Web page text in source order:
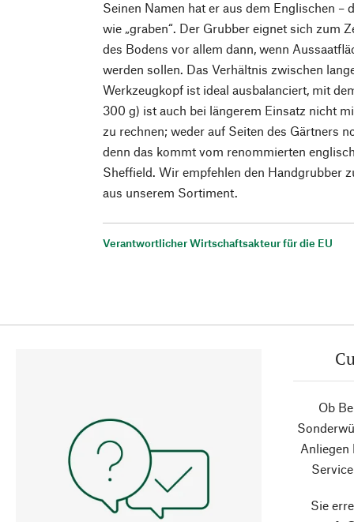
Seinen Namen hat er aus dem Englischen –
wie „graben“. Der Grubber eignet sich zum
des Bodens vor allem dann, wenn
werden sollen. Das Verhältnis zwischen
Werkzeugkopf ist ideal ausbalanciert, mit
300 g) ist auch bei längerem Einsatz nicht
zu rechnen; weder auf Seiten des Gärtners
denn das kommt vom renommierten
Sheffield. Wir empfehlen den Handgrubber
aus unserem Sortiment.
Verantwortlicher Wirtschaftsakteur für die EU
Ob
Anliegen
Sie